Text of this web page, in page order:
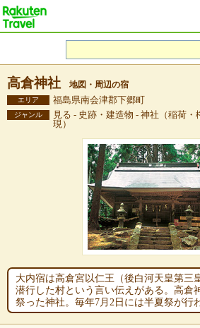
高倉神社 地図・周辺の宿
エリア 福島県南会津郡下郷町
ジャンル
見る - 史跡・建造物 - 神社（稲荷・
現）
大内宿は高倉宮以仁王（後白河天皇第三
潜行した村という言い伝えがある。高倉
祭った神社。毎年7月2日には半夏祭が行